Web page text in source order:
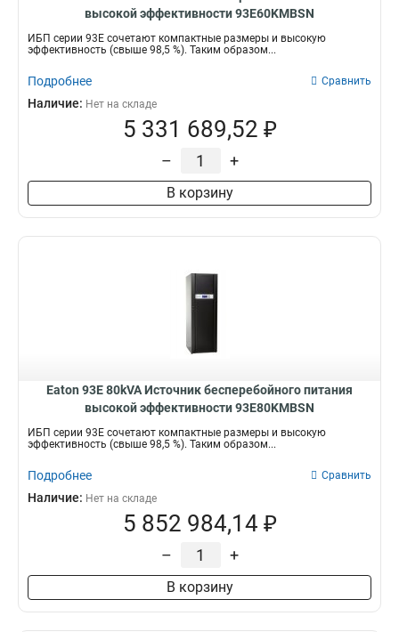
высокой эффективности 93E60KMBSN
ИБП серии 93Е сочетают компактные размеры и высокую
эффективность (свыше 98,5 %). Таким образом...
Подробнее Сравнить
Наличие: Нет на складе
5 331 689,52 ₽
– +
В корзину
Eaton 93E 80kVA Источник бесперебойного питания
высокой эффективности 93E80KMBSN
ИБП серии 93Е сочетают компактные размеры и высокую
эффективность (свыше 98,5 %). Таким образом...
Подробнее Сравнить
Наличие: Нет на складе
5 852 984,14 ₽
– +
В корзину